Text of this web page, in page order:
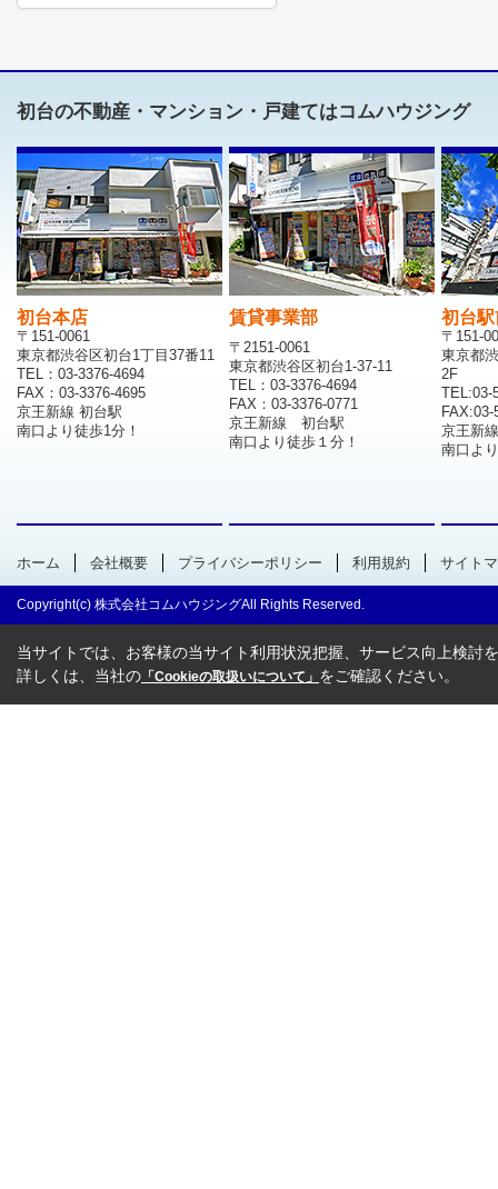
初台の不動産・マンション・戸建てはコムハウジング
初台本店
〒151-0061
東京都渋谷区初台1丁目37番11
TEL：03-3376-4694
FAX：03-3376-4695
京王新線 初台駅
南口より徒歩1分！
賃貸事業部
〒2151-0061
東京都渋谷区初台1-37-11
TEL：03-3376-4694
FAX：03-3376-0771
京王新線 初台駅
南口より徒歩１分！
初台
〒151-
東京都
2F
TEL:03-
FAX:03-
京王新
南口よ
ホーム 会社概要 プライバシーポリシー 利用規約 サイト
Copyright(c) 株式会社コムハウジングAll Rights Reserved.
当サイトでは、お客様の当サイト利用状況把握、サービス向上検討
詳しくは、当社の 「Cookieの取扱いについて」 をご確認ください。